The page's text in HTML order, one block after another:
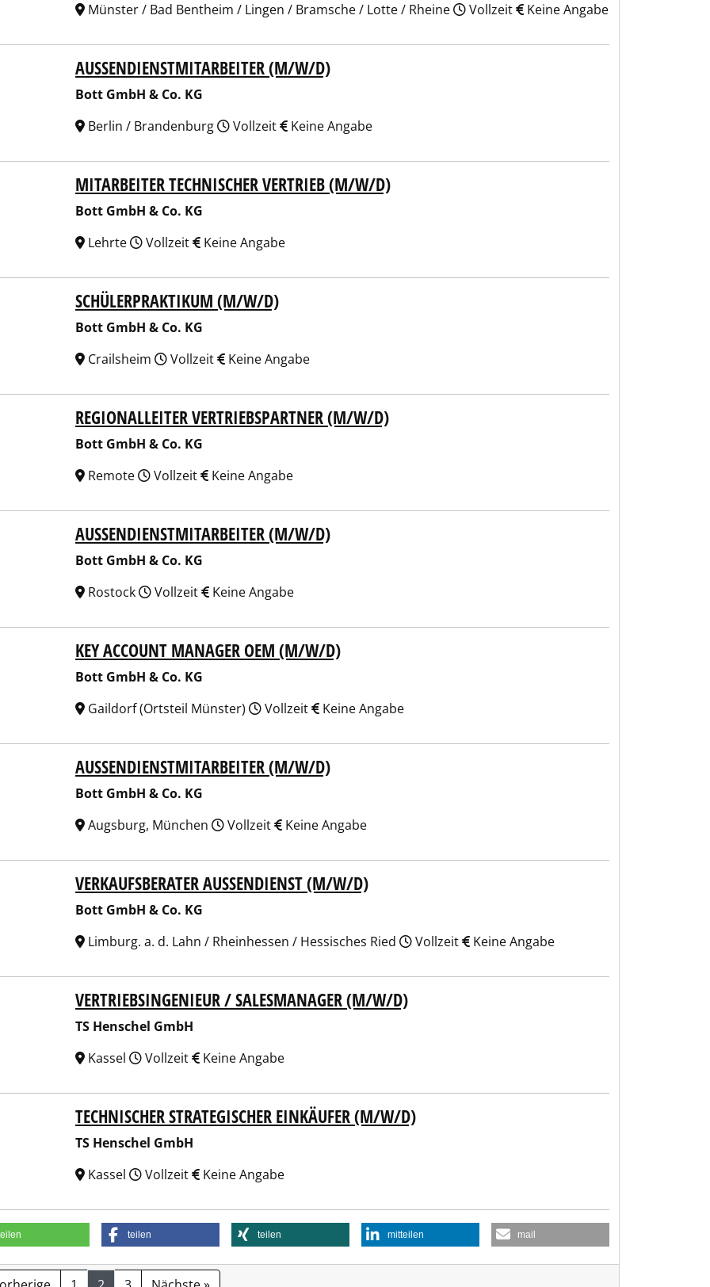
Münster / Bad Bentheim / Lingen / Bramsche / Lotte / Rheine
Vollzeit Keine Angabe
GmbH & Co. KGAUSSENDIENSTMITARBEITER (M/W/D)
Bott GmbH & Co. KG
Berlin / Brandenburg
Vollzeit Keine Angabe
GmbH & Co. KGMITARBEITER TECHNISCHER VERTRIEB (M/W/D)
Bott GmbH & Co. KG
Lehrte
Vollzeit Keine Angabe
GmbH & Co. KGSCHÜLERPRAKTIKUM (M/W/D)
Bott GmbH & Co. KG
Crailsheim
Vollzeit Keine Angabe
GmbH & Co. KGREGIONALLEITER VERTRIEBSPARTNER (M/W/D)
Bott GmbH & Co. KG
Remote
Vollzeit Keine Angabe
GmbH & Co. KGAUSSENDIENSTMITARBEITER (M/W/D)
Bott GmbH & Co. KG
Rostock
Vollzeit Keine Angabe
GmbH & Co. KGKEY ACCOUNT MANAGER OEM (M/W/D)
Bott GmbH & Co. KG
Gaildorf (Ortsteil Münster)
Vollzeit Keine Angabe
GmbH & Co. KGAUSSENDIENSTMITARBEITER (M/W/D)
Bott GmbH & Co. KG
Augsburg, München
Vollzeit Keine Angabe
GmbH & Co. KGVERKAUFSBERATER AUSSENDIENST (M/W/D)
Bott GmbH & Co. KG
Limburg. a. d. Lahn / Rheinhessen / Hessisches Ried
Vollzeit Keine Angabe
GmbHVERTRIEBSINGENIEUR / SALESMANAGER (M/W/D)
TS Henschel GmbH
Kassel
Vollzeit Keine Angabe
GmbHTECHNISCHER STRATEGISCHER EINKÄUFER (M/W/D)
TS Henschel GmbH
Kassel
Vollzeit Keine Angabe
teilen teilen mitteilen mail